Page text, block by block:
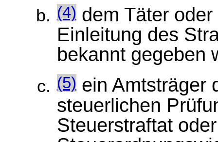
(4) dem Täter
Einleitung des
bekannt gegeben
(5) ein Amtsträger
steuerlichen
Steuerstraftat